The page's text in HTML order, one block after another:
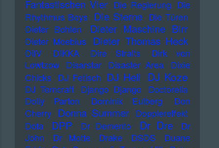
Fantastischen Vier Die Regierung Die
Rhythmus Boys Die Sterne Die Türen
Dieter Bohlen
Dieter Maschine Birr
Dieter Moebius Dieter Thomas Heck
DiIV DIKKA Dire Straits
Dirk von
Lowtzow
Disarstar Disaster Area
Dixie
Chicks DJ Fetisch DJ Hell DJ Koze
DJ Tomcraft Django Django
Doctorella
Dolly Parton
Dominik Eulberg
Don
Cherry Donna Summer Dopplereffekt
Dota
DPP Dr Demento Dr Dre
Dr
John
Dr Motte Drake DSDS
Duane